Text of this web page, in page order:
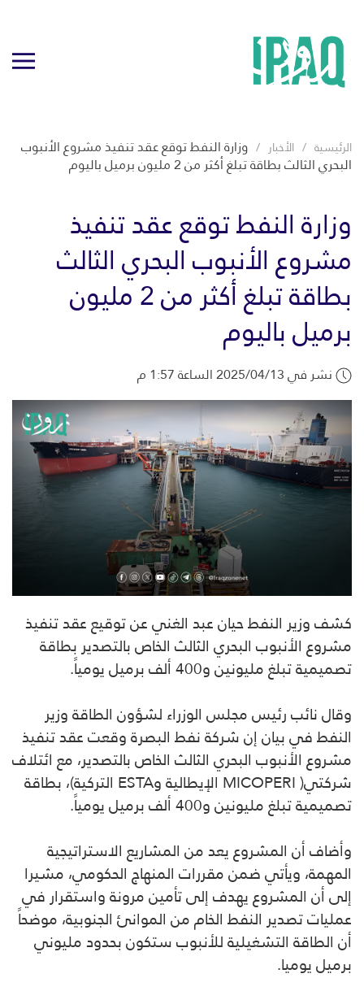
الرئيسية الأخبار وزارة النفط توقع عقد تنفيذ مشروع الأنبوب
البحري الثالث بطاقة تبلغ أكثر من 2 مليون برميل باليوم
وزارة النفط توقع عقد تنفيذ
مشروع الأنبوب البحري الثالث
بطاقة تبلغ أكثر من 2 مليون
برميل باليوم
نشر في 2025/04/13 الساعة 1:57 م
كشف وزير النفط حيان عبد الغني عن توقيع عقد تنفيذ
مشروع الأنبوب البحري الثالث الخاص بالتصدير بطاقة
تصميمية تبلغ مليونين و400 ألف برميل يومياً.
وقال نائب رئيس مجلس الوزراء لشؤون الطاقة وزير
النفط في بيان إن شركة نفط البصرة وقعت عقد تنفيذ
مشروع الأنبوب البحري الثالث الخاص بالتصدير، مع ائتلاف
شركتي(MICOPERI الإيطالية وESTA التركية)، بطاقة
تصميمية تبلغ مليونين و400 ألف برميل يومياً.
وأضاف أن المشروع يعد من المشاريع الاستراتيجية
المهمة، ويأتي ضمن مقررات المنهاج الحكومي، مشيرا
إلى أن المشروع يهدف إلى تأمين مرونة واستقرار في
عمليات تصدير النفط الخام من الموانئ الجنوبية، موضحاً
أن الطاقة التشغيلية للأنبوب ستكون بحدود مليوني
برميل يوميا.